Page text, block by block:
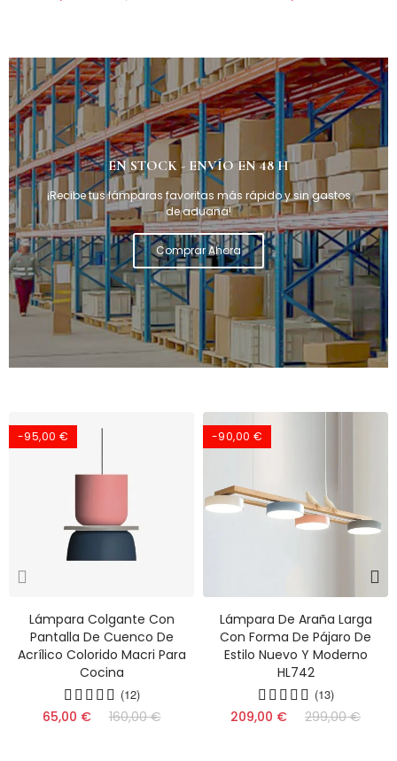
EN STOCK - ENVÍO EN 48 H
¡Recibe tus lámparas favoritas más rápido y sin gastos
de aduana!
Comprar Ahora
-95,00 €
Lámpara Colgante Con
Pantalla De Cuenco De
Acrílico Colorido Macri Para
Cocina
(12)
65,00 € 160,00 €
-90,00 €
Lámpara De Araña Larga
Con Forma De Pájaro De
Estilo Nuevo Y Moderno
HL742
(13)
209,00 € 299,00 €